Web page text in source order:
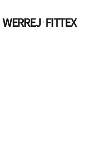
WERREJ·FITTEX